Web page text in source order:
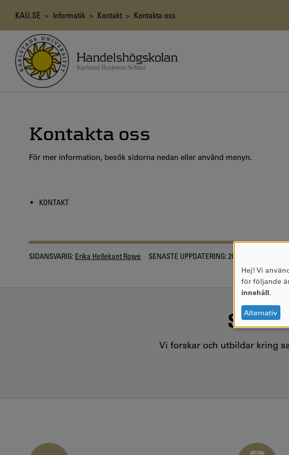
Länkstig
KAU.SE > Informatik > Kontakt > Kontakta oss
Kontakta oss
För mer information, besök sidorna nedan eller använd menyn.
KONTAKT
SIDANSVARIG: Erika Hellekant Rowe SENASTE UPPDATERING:2016-11-22
Vi forskar och utbildar kring
Användning
av
och
cookies
Hej! Vi
för följande
innehåll.
Alternativ